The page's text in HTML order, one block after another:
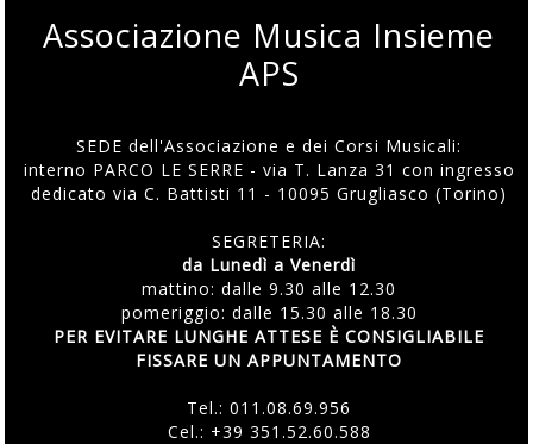
Associazione Musica Insieme
APS
SEDE dell'Associazione e dei Corsi Musicali:
interno PARCO LE SERRE - via T. Lanza 31 con ingresso
dedicato via C. Battisti 11 - 10095 Grugliasco (Torino)
SEGRETERIA:
da Lunedì a Venerdì
mattino: dalle 9.30 alle 12.30
pomeriggio: dalle 15.30 alle 18.30
PER EVITARE LUNGHE ATTESE È CONSIGLIABILE
FISSARE UN APPUNTAMENTO
Tel.:011.08.69.956
Cel.: +39 351.52.60.588